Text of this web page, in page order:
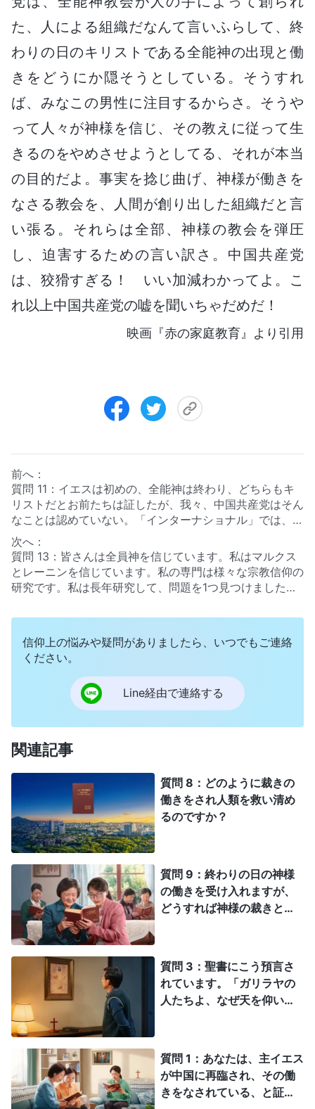
た、人による組織だなんて言いふらして、終
わりの日のキリストである全能神の出現と働
きをどうにか隠そうとしている。そうすれ
ば、みなこの男性に注目するからさ。そうや
って人々が神様を信じ、その教えに従って生
きるのをやめさせようとしてる、それが本当
の目的だよ。事実を捻じ曲げ、神様が働きを
なさる教会を、人間が創り出した組織だと言
い張る。それらは全部、神様の教会を弾圧
し、迫害するための言い訳さ。中国共産党
は、狡猾すぎる！ いい加減わかってよ。こ
れ以上中国共産党の嘘を聞いちゃだめだ！
映画『赤の家庭教育』より引用
前へ：
質問 11：イエスは初めの、全能神は終わり、どちらもキ
リストだとお前たちは証したが、我々、中国共産党はそん
なことは認めていない。「インターナショナル」では、世
界を救う者はいないとはっきりと謳っている。お前たちは
救い主キリストの来臨を主張して止めない。中国共産党に
非難されて当然だ。我々にとっては、お前たちクリスチャ
ンが信じるイエスは、ただの人間だ。十字架に磔にされ、
ユダヤ教の信者らでさえ、彼を認めなかった。お前たちが
うじゃないか。お前たちはなんで、そんな普通の人間がキ
リスト、神の現れだなんて言うんだ？ おめでたいにもほ
どがある！ 全能神によって、どんな真理が解き明かさ
れ、終わりの日における裁きの働きがなされたかを、お前
たちがいくら証しようと、中国共産党はこの神を認めるこ
人間を神だと信じる無知蒙昧な人間じゃないか。神とは一
明かし、神の働きをしてさえいれば、それが真の神の出現
だと？ そんなことが受け入れられるか！ もしもこの神
が奇蹟を行い、中国共産党や神に逆らう者たちを一掃する
なら、真の神だと認めよう。この神が天から現れ、轟く声
で人類すべてを震え上がらせるのなら、それこそ神の出現
う。そうでもなければ、神がいるなんて認めることは絶対
にない。
次へ：
質問 13：皆さんは全員神を信じています。私はマルクス
とレーニンを信じています。私の専門は様々な宗教信仰の
研究です。私は長年研究して、問題を1つ見つけました。
信じる人で神を見たことがある人は未だにいません。信仰
は感情だけに支えられているのです。それで、宗教信仰に
ついて次のような結論に達しました。宗教信仰は想像上の
ものにすぎません。迷信です。科学的根拠がありません。
現代社会は科学が高度に発展した社会です。全て科学に基
づいて間違いがないようにしなければなりません。我々共
産党員は、マルクス・レーニン主義を信じています。神の
存在を信じていません。革命歌「インターナショナル」を
知っていますね。救世主が存在したことはない。神や皇帝
に依存することもしない。人類の幸福のために、我らは完
全に己に頼らねばならない。「インターナショナル」の歌
詞は「救世主が存在したことはない」とはっきり言ってい
ます。過去に人類が神を信じて迷信的な儀式を行った理由
は、当時の人間が、太陽、月、星、風、雨、雷鳴、稲妻な
どの自然現象に直面した時、科学的に説明できなかったか
らです。なので、超自然的な力に対して恐怖と驚嘆の念が
心の中で沸き起こったのです。こうして最初の宗教概念が
形成されました。その他にも、人間は自然災害や病気など
の困難を解消できなかった時、神をうやうやしく礼拝する
ことで精神的ななぐさめを得ようとしたのです。こうして
宗教が誕生しました。明らかに理性的でも科学的でもあり
ません！ 現在、人類は進歩して、科学が発達していま
す。航空宇宙工学、バイオテクノロジー、遺伝工学、医学
など各分野で、人類は著しい進歩を遂げました。過去に
は、人類は多くの問題を理解できず、解決方法もありませ
んでした。今日これらの問題は全て科学で説明できます。
科学が解決策を提供してくれます。科学とテクノロジーが
発達したこの時代に、まだ神を信じるなど、馬鹿で無知な
ことではないでしょうか。そのような人は時代に取り残さ
れるのではありませんか。唯一、現実的なことは科学を信
じることです。
信仰上の悩みや疑問がありましたら、いつでもご連絡
ください。
Line経由で連絡する
関連記事
質問 8：どのように裁きの
働きをされ人類を救い清め
るのですか？
質問 9：終わりの日の神様
の働きを受け入れますが、
どうすれば神様の裁きと刑
れて天国に入れるのです
か？
質問 3：聖書にこう預言さ
れています。「ガリラヤの
人たちよ、なぜ天を仰いで
このイエスは、天に上って
行かれるのをあなたがたが
見たのと同じ有様で、また
おいでになるであろう」
質問 1：あなたは、主イエス
が中国に再臨され、その働
きをなされている、と証し